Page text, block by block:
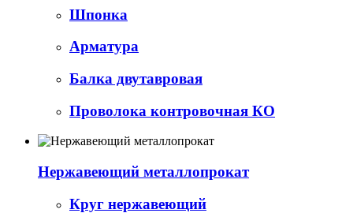
Шпонка
Арматура
Балка двутавровая
Проволока контровочная КО
Нержавеющий металлопрокат
Круг нержавеющий